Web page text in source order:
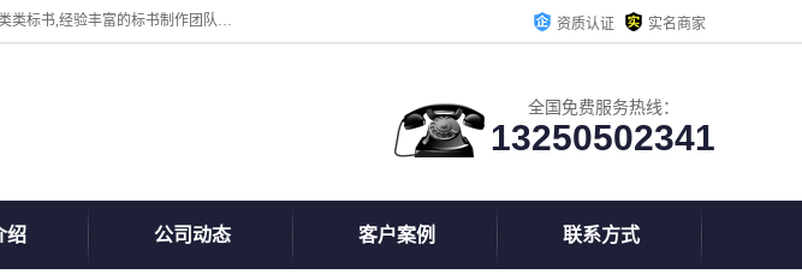
广州中赢信息科技有限公司主营：东莞代写标书公司、佛山代写标书公司、深圳代写标书公司等,食品类标书、工程类类标书,经验丰富的标书制作团队,24小时加急服务,多对一服务。 资质认证 实名商家
全国免费服务热线：
13250502341
绍 公司动态 客户案例 联系方式